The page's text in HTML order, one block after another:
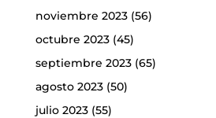
noviembre 2023(56)
octubre 2023(45)
septiembre 2023(65)
agosto 2023(50)
julio 2023(55)